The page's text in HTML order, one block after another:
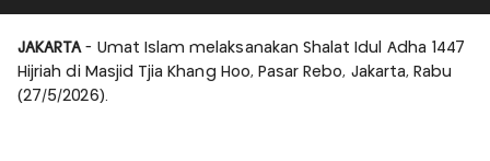
JAKARTA - Umat Islam melaksanakan Shalat Idul Adha 1447
Hijriah di Masjid Tjia Khang Hoo, Pasar Rebo, Jakarta, Rabu
(27/5/2026).